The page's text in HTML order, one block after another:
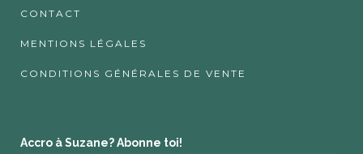
CONTACT
MENTIONS LÉGALES
CONDITIONS GÉNÉRALES DE VENTE
Accro à Suzane? Abonne toi!